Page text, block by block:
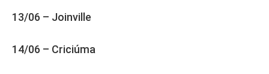
13/06 – Joinville
14/06 – Criciúma